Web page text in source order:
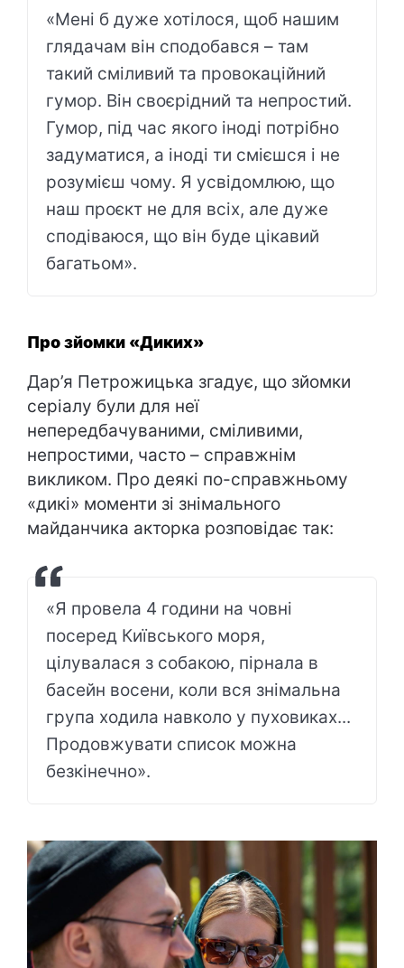
«Мені б дуже хотілося, щоб нашим
глядачам він сподобався – там
такий сміливий та провокаційний
гумор. Він своєрідний та непростий.
Гумор, під час якого іноді потрібно
задуматися, а іноді ти смієшся і не
розумієш чому. Я усвідомлюю, що
наш проєкт не для всіх, але дуже
сподіваюся, що він буде цікавий
багатьом».
Про зйомки «Диких»
Дар’я Петрожицька згадує, що зйомки
серіалу були для неї
непередбачуваними, сміливими,
непростими, часто – справжнім
викликом. Про деякі по-справжньому
«дикі» моменти зі знімального
майданчика акторка розповідає так:
«Я провела 4 години на човні
посеред Київського моря,
цілувалася з собакою, пірнала в
басейн восени, коли вся знімальна
група ходила навколо у пуховиках...
Продовжувати список можна
безкінечно».